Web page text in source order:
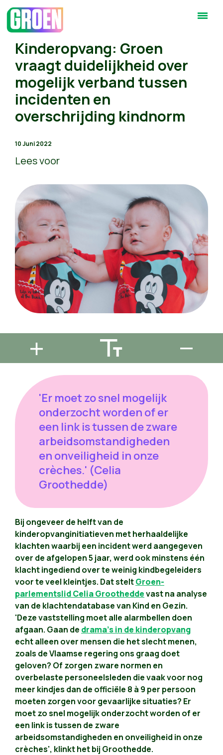
Kinderopvang: Groen
vraagt duidelijkheid over
mogelijk verband tussen
incidenten en
overschrijding kindnorm
10 Juni 2022
Lees voor
'Er moet zo snel mogelijk
onderzocht worden of er
een link is tussen de zware
arbeidsomstandigheden
en onveiligheid in onze
crèches.' (Celia
Groothedde)
Bij ongeveer de helft van de
kinderopvanginitiatieven met herhaaldelijke
klachten waarbij een incident werd aangegeven
over de afgelopen 5 jaar, werd ook minstens één
klacht ingediend over te weinig kindbegeleiders
voor te veel kleintjes. Dat steltGroen-
parlementslid Celia Grootheddevast na analyse
van de klachtendatabase van Kind en Gezin.
'Deze vaststelling moet alle alarmbellen doen
afgaan. Gaan de drama's in de kinderopvang
echt alleen over mensen die het slecht menen,
zoals de Vlaamse regering ons graag doet
geloven? Of zorgen zware normen en
overbelaste personeelsleden die vaak voor nog
meer kindjes dan de officiële 8 à 9 per persoon
moeten zorgen voor gevaarlijke situaties? Er
moet zo snel mogelijk onderzocht worden of er
een link is tussen de zware
arbeidsomstandigheden en onveiligheid in onze
crèches', klinkt het bij Groothedde.